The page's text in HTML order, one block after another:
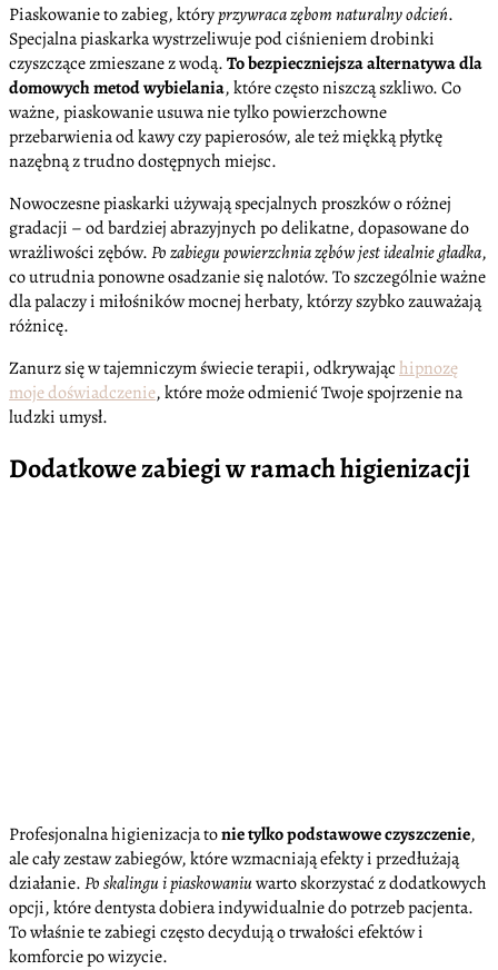
Piaskowanie to zabieg, któryprzywraca zębom naturalny odcień.
Specjalna piaskarka wystrzeliwuje pod ciśnieniem drobinki
czyszczące zmieszane z wodą.To bezpieczniejsza alternatywa dla
domowych metod wybielania, które często niszczą szkliwo. Co
ważne, piaskowanie usuwa nie tylko powierzchowne
przebarwienia od kawy czy papierosów, ale też miękką płytkę
nazębną z trudno dostępnych miejsc.
Nowoczesne piaskarki używają specjalnych proszków o różnej
gradacji – od bardziej abrazyjnych po delikatne, dopasowane do
wrażliwości zębów.Po zabiegu powierzchnia zębów jest idealnie gładka,
co utrudnia ponowne osadzanie się nalotów. To szczególnie ważne
dla palaczy i miłośników mocnej herbaty, którzy szybko zauważają
różnicę.
Zanurz się w tajemniczym świecie terapii, odkrywająchipnozę
moje doświadczenie, które może odmienić Twoje spojrzenie na
ludzki umysł.
Dodatkowe zabiegi w ramach higienizacji
Profesjonalna higienizacja tonie tylko podstawowe czyszczenie,
ale cały zestaw zabiegów, które wzmacniają efekty i przedłużają
działanie.Po skalingu i piaskowaniuwarto skorzystać z dodatkowych
opcji, które dentysta dobiera indywidualnie do potrzeb pacjenta.
To właśnie te zabiegi często decydują o trwałości efektów i
komforcie po wizycie.